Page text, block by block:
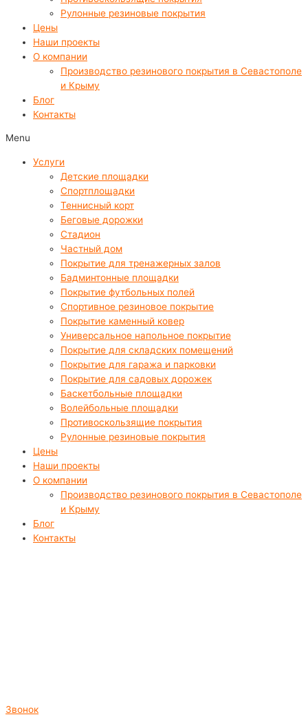
Рулонные резиновые покрытия
Цены
Наши проекты
О компании
Производство резинового покрытия в Севастополе
и Крыму
Блог
Контакты
Menu
Услуги
Детские площадки
Спортплощадки
Теннисный корт
Беговые дорожки
Стадион
Частный дом
Покрытие для тренажерных залов
Бадминтонные площадки
Покрытие футбольных полей
Спортивное резиновое покрытие
Покрытие каменный ковер
Универсальное напольное покрытие
Покрытие для складских помещений
Покрытие для гаража и парковки
Покрытие для садовых дорожек
Баскетбольные площадки
Волейбольные площадки
Противоскользящие покрытия
Рулонные резиновые покрытия
Цены
Наши проекты
О компании
Производство резинового покрытия в Севастополе
и Крыму
Блог
Контакты
Звонок